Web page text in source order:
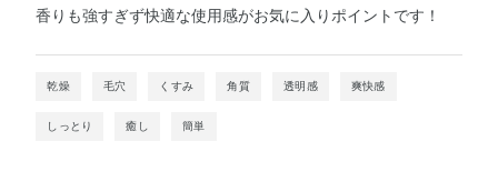
香りも強すぎず快適な使用感がお気に入りポイントです！
乾燥 毛穴 くすみ 角質 透明感 爽快感
しっとり 癒し 簡単